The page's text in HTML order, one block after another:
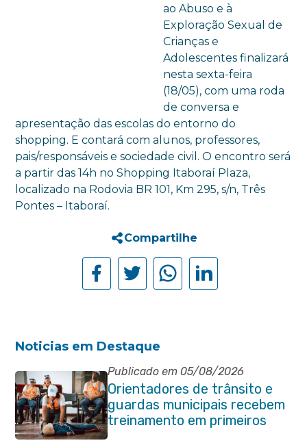
ao Abuso e à
Exploração Sexual de
Crianças e
Adolescentes finalizará
nesta sexta-feira
(18/05), com uma roda
de conversa e
apresentação das escolas do entorno do
shopping. E contará com alunos, professores,
pais/responsáveis e sociedade civil. O encontro será
a partir das 14h no Shopping Itaboraí Plaza,
localizado na Rodovia BR 101, Km 295, s/n, Três
Pontes – Itaboraí.
Compartilhe
Noticias em Destaque
Publicado em 05/08/2026
Orientadores de trânsito e
guardas municipais recebem
treinamento em primeiros
socorros em Itaboraí